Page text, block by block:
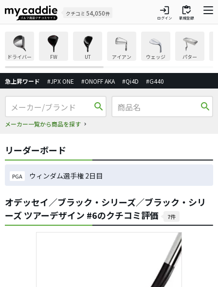
クチコミ 54,050件 login
ログイン
inventory
新規登録
ドライバー FW UT アイアン ウェッジ パター
急上昇ワード #JPX ONE #ONOFF AKA #Qi4D #G440
search
メーカー一覧から商品を探す
search
リーダーボード
PGA ウィンダム選手権 2日目
オデッセイ／ブラック・シリーズ／ブラック・シリ
ーズ ツアーデザイン #6のクチコミ評価
7件